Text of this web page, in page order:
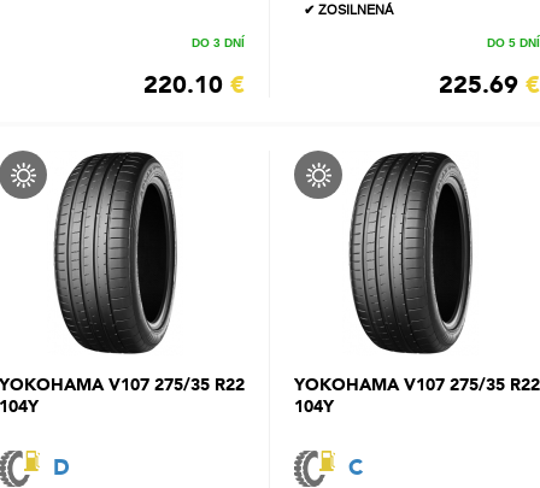
DO 3 DNÍ
220.10 €
✔ ZOSILNENÁ
DO 5 DNÍ
225.69 €
YOKOHAMA V107 275/35 R22
104Y
D
YOKOHAMA V107 275/35 R22
104Y
C